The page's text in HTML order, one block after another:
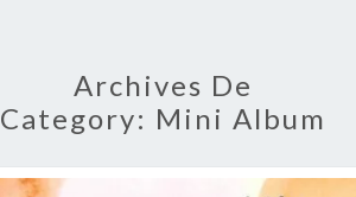
Archives De
Category: Mini Album